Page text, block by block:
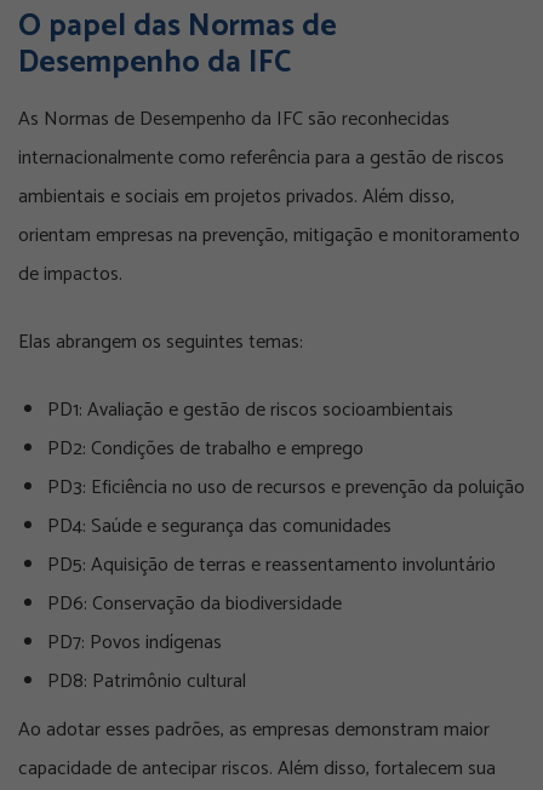
O papel das Normas de
Desempenho da IFC
As Normas de Desempenho da IFC são reconhecidas
internacionalmente como referência para a gestão de riscos
ambientais e sociais em projetos privados. Além disso,
orientam empresas na prevenção, mitigação e monitoramento
de impactos.
Elas abrangem os seguintes temas:
PD1: Avaliação e gestão de riscos socioambientais
PD2: Condições de trabalho e emprego
PD3: Eficiência no uso de recursos e prevenção da poluição
PD4: Saúde e segurança das comunidades
PD5: Aquisição de terras e reassentamento involuntário
PD6: Conservação da biodiversidade
PD7: Povos indígenas
PD8: Patrimônio cultural
Ao adotar esses padrões, as empresas demonstram maior
capacidade de antecipar riscos. Além disso, fortalecem sua